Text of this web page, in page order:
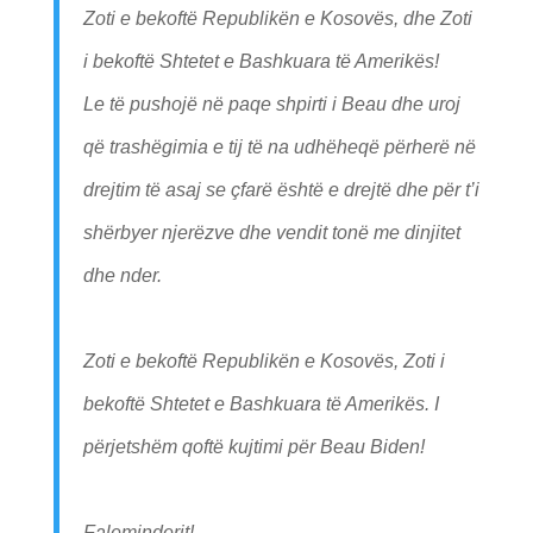
Zoti e bekoftë Republikën e Kosovës, dhe Zoti
i bekoftë Shtetet e Bashkuara të Amerikës!
Le të pushojë në paqe shpirti i Beau dhe uroj
që trashëgimia e tij të na udhëheqë përherë në
drejtim të asaj se çfarë është e drejtë dhe për t’i
shërbyer njerëzve dhe vendit tonë me dinjitet
dhe nder.
Zoti e bekoftë Republikën e Kosovës, Zoti i
bekoftë Shtetet e Bashkuara të Amerikës. I
përjetshëm qoftë kujtimi për Beau Biden!